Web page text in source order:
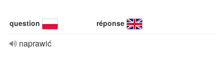
question réponse
naprawić